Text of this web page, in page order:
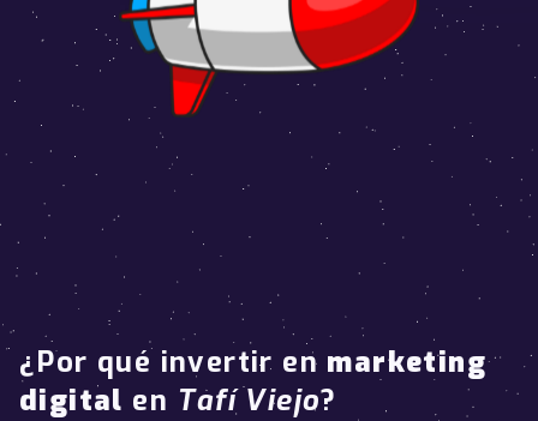
¿Por qué invertir en marketing
digital en Tafí Viejo?